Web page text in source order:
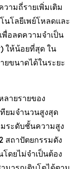
ามถี่รายเพิ่มเติม
นโลยีเพย์โหลดและ
อลดความจำเป็น
ให้น้อยที่สุด ใน
ขนาดได้ในระยะ
ายรายของ
ยมจำนวนสูงสุด
ระดับชั้นความสูง
สถาปัตยกรรมดัง
ดยไม่จำเป็นต้อง